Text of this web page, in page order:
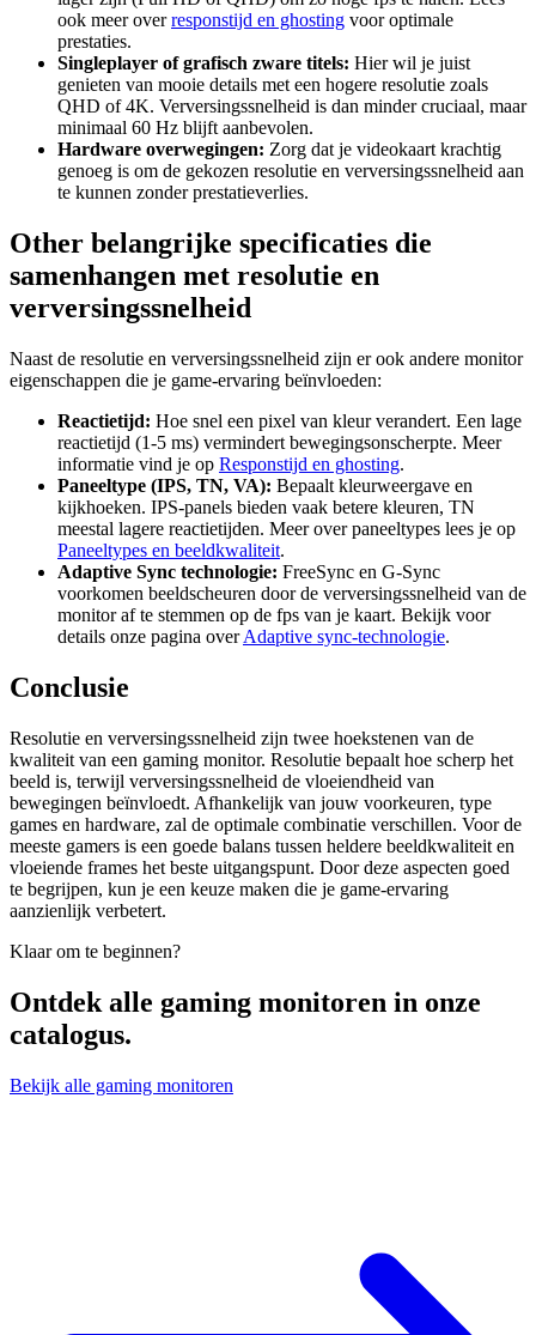
ook meer overresponstijd en ghosting voor optimale
prestaties.
Singleplayer of grafisch zware titels: Hier wil je juist
genieten van mooie details met een hogere resolutie zoals
QHD of 4K. Verversingssnelheid is dan minder cruciaal, maar
minimaal 60 Hz blijft aanbevolen.
Hardware overwegingen: Zorg dat je videokaart krachtig
genoeg is om de gekozen resolutie en verversingssnelheid aan
te kunnen zonder prestatieverlies.
Other belangrijke specificaties die
samenhangen met resolutie en
verversingssnelheid
Naast de resolutie en verversingssnelheid zijn er ook andere monitor
eigenschappen die je game-ervaring beïnvloeden:
Reactietijd: Hoe snel een pixel van kleur verandert. Een lage
reactietijd (1-5 ms) vermindert bewegingsonscherpte. Meer
informatie vind je op Responstijd en ghosting.
Paneeltype (IPS, TN, VA): Bepaalt kleurweergave en
kijkhoeken. IPS-panels bieden vaak betere kleuren, TN
meestal lagere reactietijden. Meer over paneeltypes lees je op
Paneeltypes en beeldkwaliteit.
Adaptive Sync technologie: FreeSync en G-Sync
voorkomen beeldscheuren door de verversingssnelheid van de
monitor af te stemmen op de fps van je kaart. Bekijk voor
details onze pagina overAdaptive sync-technologie.
Conclusie
Resolutie en verversingssnelheid zijn twee hoekstenen van de
kwaliteit van een gaming monitor. Resolutie bepaalt hoe scherp het
beeld is, terwijl verversingssnelheid de vloeiendheid van
bewegingen beïnvloedt. Afhankelijk van jouw voorkeuren, type
games en hardware, zal de optimale combinatie verschillen. Voor de
meeste gamers is een goede balans tussen heldere beeldkwaliteit en
vloeiende frames het beste uitgangspunt. Door deze aspecten goed
te begrijpen, kun je een keuze maken die je game-ervaring
aanzienlijk verbetert.
Klaar om te beginnen?
Ontdek alle gaming monitoren in onze
catalogus.
Bekijk alle gaming monitoren